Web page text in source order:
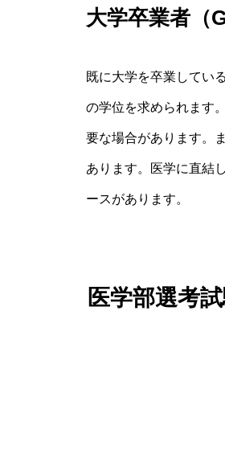
大学卒業者（
既に大学を卒業してい
の学位を求められます
要な場合があります。
あります。医学に直結
ースがあります。
医学部選考